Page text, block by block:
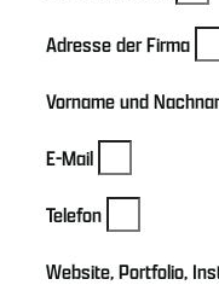
Adresse der Firma
Vorname und
E-Mail
Telefon
Website, Portfolio,